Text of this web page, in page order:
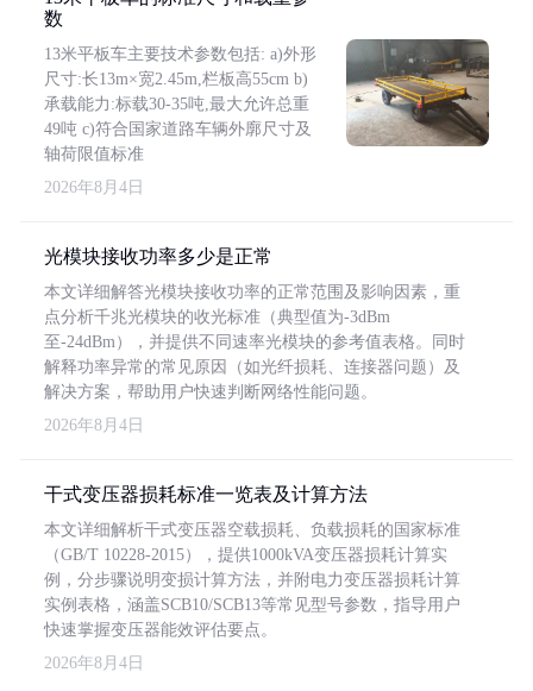
数
13米平板车主要技术参数包括: a)外形
尺寸:长13m×宽2.45m,栏板高55cm b)
承载能力:标载30-35吨,最大允许总重
49吨 c)符合国家道路车辆外廓尺寸及
轴荷限值标准
2026年8月4日
光模块接收功率多少是正常
本文详细解答光模块接收功率的正常范围及影响因素，重
点分析千兆光模块的收光标准（典型值为-3dBm
至-24dBm），并提供不同速率光模块的参考值表格。同时
解释功率异常的常见原因（如光纤损耗、连接器问题）及
解决方案，帮助用户快速判断网络性能问题。
2026年8月4日
干式变压器损耗标准一览表及计算方法
本文详细解析干式变压器空载损耗、负载损耗的国家标准
（GB/T 10228-2015），提供1000kVA变压器损耗计算实
例，分步骤说明变损计算方法，并附电力变压器损耗计算
实例表格，涵盖SCB10/SCB13等常见型号参数，指导用户
快速掌握变压器能效评估要点。
2026年8月4日